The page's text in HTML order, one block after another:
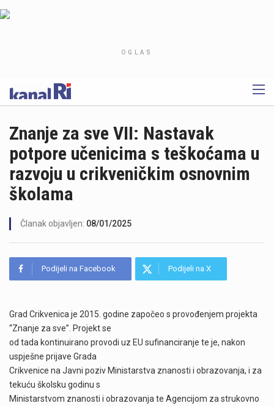
OGLAS
Znanje za sve VII: Nastavak
potpore učenicima s teškoćama u
razvoju u crikveničkim osnovnim
školama
Članak objavljen: 08/01/2025
Podijeli na Facebook Podijeli na X
Grad Crikvenica je 2015. godine započeo s provođenjem projekta
“Znanje za sve”. Projekt se
od tada kontinuirano provodi uz EU sufinanciranje te je, nakon
uspješne prijave Grada
Crikvenice na Javni poziv Ministarstva znanosti i obrazovanja, i za
tekuću školsku godinu s
Ministarstvom znanosti i obrazovanja te Agencijom za strukovno